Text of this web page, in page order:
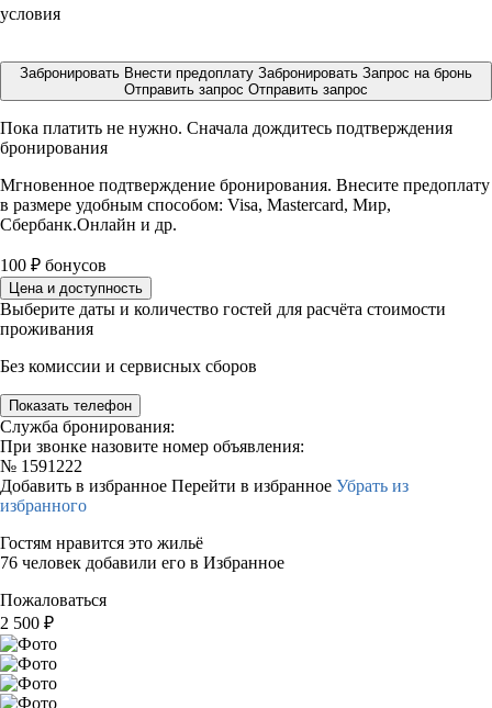
условия
Забронировать Внести предоплату Забронировать Запрос на бронь
Отправить запрос Отправить запрос
Пока платить не нужно. Сначала дождитесь подтверждения
бронирования
Мгновенное подтверждение бронирования. Внесите предоплату
в размере удобным способом: Visa, Mastercard, Мир,
Сбербанк.Онлайн и др.
100 ₽ бонусов
Цена и доступность
Выберите даты и количество гостей для расчёта стоимости
проживания
Без комиссии и сервисных сборов
Показать телефон
Служба бронирования:
При звонке назовите номер объявления:
№ 1591222
Добавить в избранное Перейти в избранное Убрать из
избранного
Гостям нравится это жильё
76 человек добавили его в Избранное
Пожаловаться
2 500 ₽